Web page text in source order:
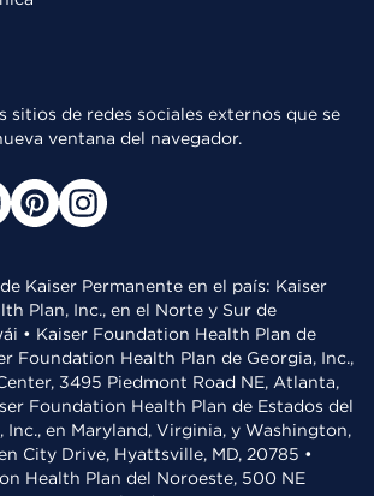
sitios de redes sociales externos que se
ventana del navegador.
Kaiser Permanente en el país: Kaiser
Plan, Inc., en el Norte y Sur de
• Kaiser Foundation Health Plan de
Foundation Health Plan de Georgia, Inc.,
3495 Piedmont Road NE, Atlanta,
Foundation Health Plan de Estados del
en Maryland, Virginia, y Washington,
City Drive, Hyattsville, MD, 20785 •
Health Plan del Noroeste, 500 NE